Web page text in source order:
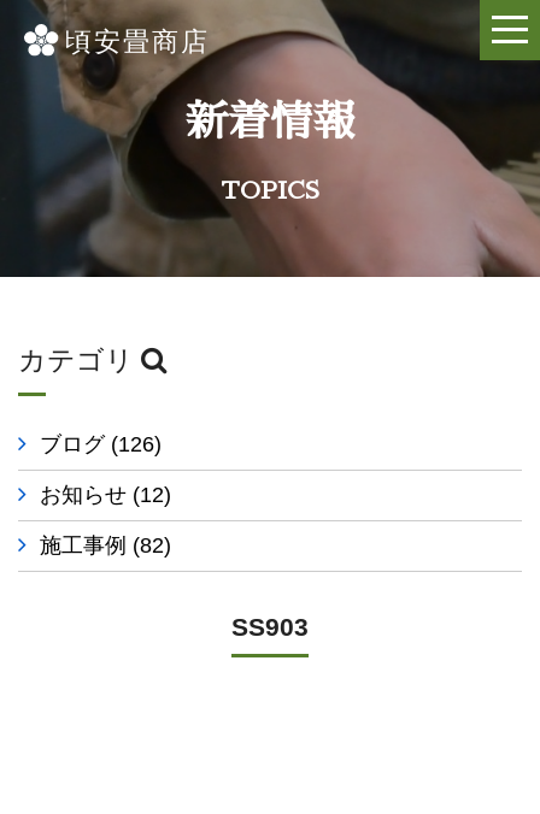
新着情報
TOPICS
カテゴリ
ブログ (126)
お知らせ (12)
施工事例 (82)
SS903